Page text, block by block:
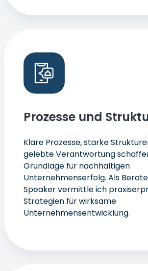
Prozesse und
Klare Prozesse, starke
gelebte Verantwortung
Grundlage für nachhaltigen
Unternehmenserfolg. Als
Speaker vermittle ich
Strategien für wirksame
Unternehmensentwicklung.